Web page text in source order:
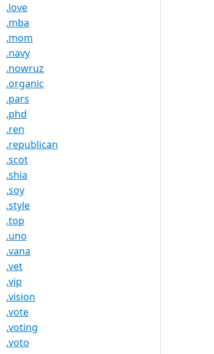
.love
.mba
.mom
.navy
.nowruz
.organic
.pars
.phd
.ren
.republican
.scot
.shia
.soy
.style
.top
.uno
.vana
.vet
.vip
.vision
.vote
.voting
.voto